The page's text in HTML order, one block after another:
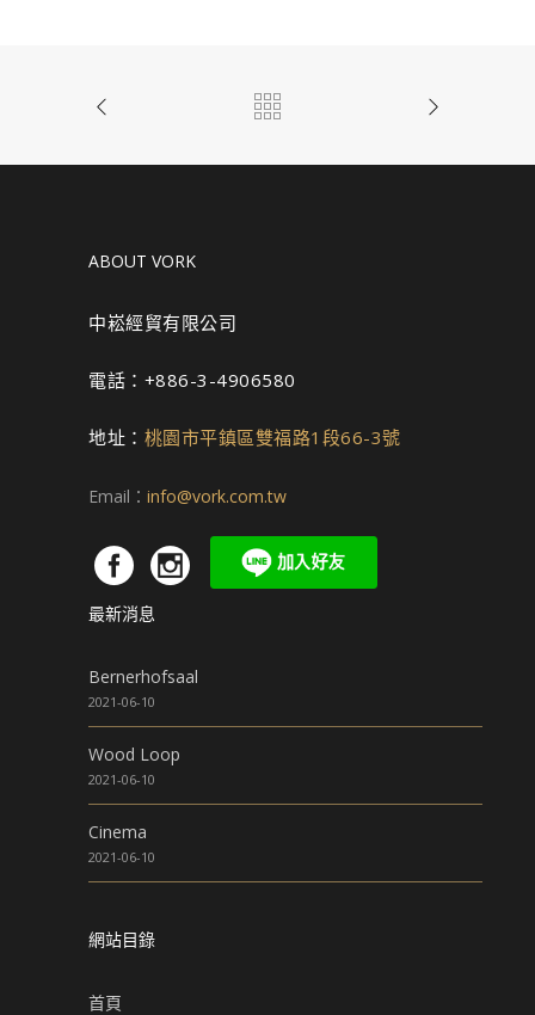
ABOUT VORK
中崧經貿有限公司
電話：+886-3-4906580
地址： 桃園市平鎮區雙福路1段66-3號
Email： info@vork.com.tw
最新消息
Bernerhofsaal
2021-06-10
Wood Loop
2021-06-10
Cinema
2021-06-10
網站目錄
首頁